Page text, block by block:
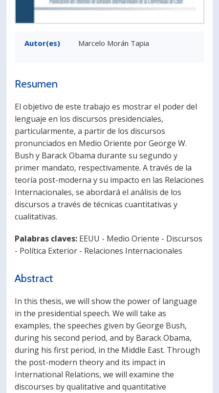
Autor(es) Marcelo Morán Tapia
Resumen
El objetivo de este trabajo es mostrar el poder del
lenguaje en los discursos presidenciales,
particularmente, a partir de los discursos
pronunciados en Medio Oriente por George W.
Bush y Barack Obama durante su segundo y
primer mandato, respectivamente. A través de la
teoría post-moderna y su impacto en las Relaciones
Internacionales, se abordará el análisis de los
discursos a través de técnicas cuantitativas y
cualitativas.
Palabras claves: EEUU - Medio Oriente - Discursos
- Política Exterior - Relaciones Internacionales
Abstract
In this thesis, we will show the power of language
in the presidential speech. We will take as
examples, the speeches given by George Bush,
during his second period, and by Barack Obama,
during his first period, in the Middle East. Through
the post-modern theory and its impact in
International Relations, we will examine the
discourses by qualitative and quantitative